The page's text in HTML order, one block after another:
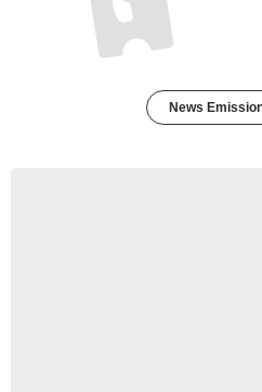
News